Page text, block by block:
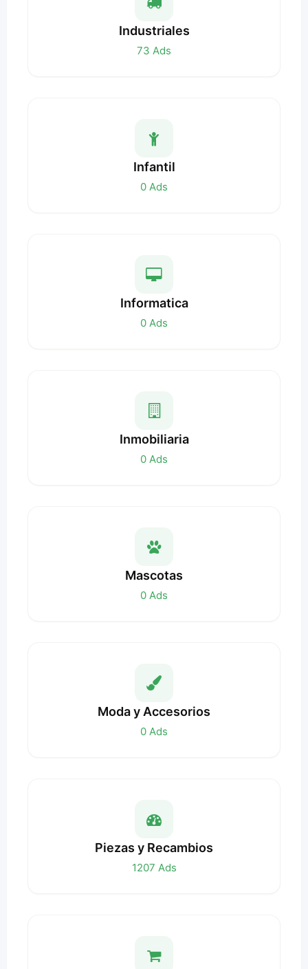
Industriales
73 Ads
Infantil
0 Ads
Informatica
0 Ads
Inmobiliaria
0 Ads
Mascotas
0 Ads
Moda y Accesorios
0 Ads
Piezas y Recambios
1207 Ads